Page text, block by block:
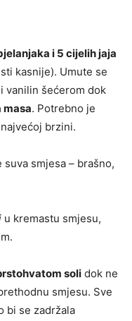
i 5 cijelih jaja
kasnije). Umute se
vanilin šećerom dok
. Potrebno je
brzini.
smjesa – brašno,
u kremastu smjesu,
soli dok ne
smjesu. Sve
bi se zadržala